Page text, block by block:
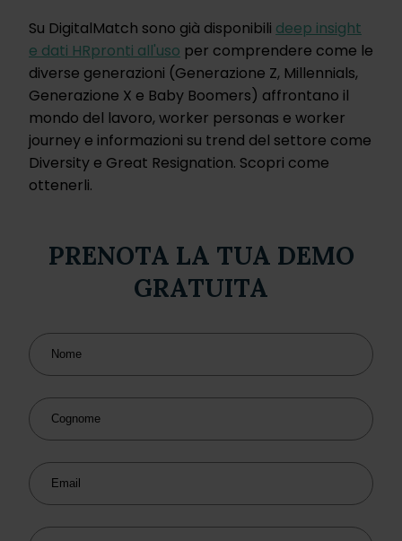
Su DigitalMatch sono già disponibili deep insight
e dati HRpronti all'uso per comprendere come le
diverse generazioni (Generazione Z, Millennials,
Generazione X e Baby Boomers) affrontano il
mondo del lavoro, worker personas e worker
journey e informazioni su trend del settore come
Diversity e Great Resignation. Scopri come
ottenerli.
PRENOTA LA TUA DEMO
GRATUITA
Nome
Cognome
Email
Telefono